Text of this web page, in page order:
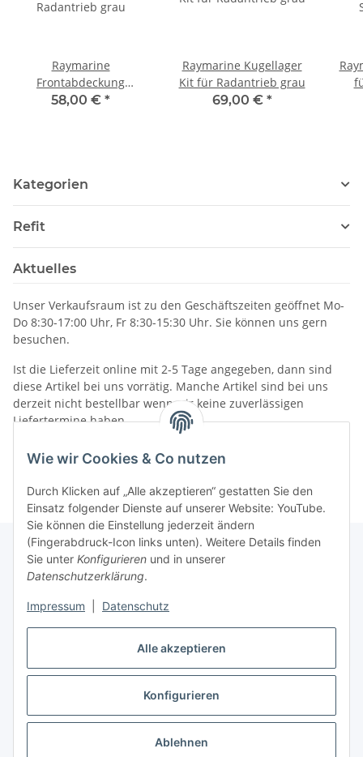
Alle akzeptieren
Konfigurieren
Ablehnen
Wie wir Cookies & Co nutzen
Durch Klicken auf „Alle akzeptieren“ gestatten Sie den
Einsatz folgender Dienste auf unserer Website: YouTube.
Sie können die Einstellung jederzeit ändern
(Fingerabdruck-Icon links unten). Weitere Details finden
Sie unter Konfigurieren und in unserer
Datenschutzerklärung.
Impressum Datenschutz
Raymarine
Frontabdeckung
Radantrieb grau
58,00 € *
Raymarine Kugellager
Kit für Radantrieb grau
69,00 € *
Kategorien
Refit
Aktuelles
Unser Verkaufsraum ist zu den Geschäftszeiten geöffnet Mo-
Do 8:30-17:00 Uhr, Fr 8:30-15:30 Uhr. Sie können uns gern
besuchen.
Ist die Lieferzeit online mit 2-5 Tage angegeben, dann sind
diese Artikel bei uns vorrätig. Manche Artikel sind bei uns
derzeit nicht bestellbar wenn wir keine zuverlässigen
Liefertermine haben.
Informationen
Gesetzliche Informationen
Vertrag widerrufen
* Alle Preise inkl. gesetzlicher USt., zzgl.Versand